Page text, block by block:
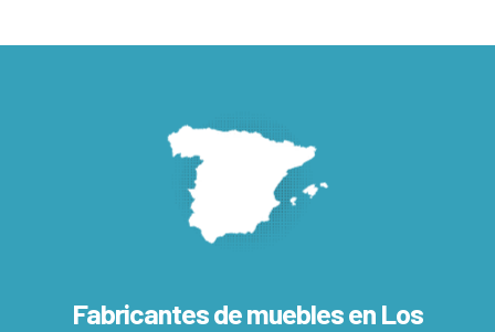
Fabricantes de muebles en Los